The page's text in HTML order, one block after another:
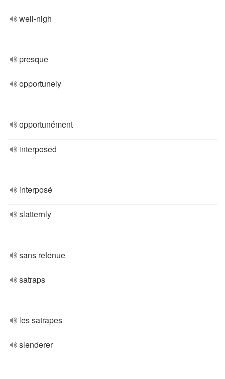
well-nigh
presque
opportunely
opportunément
interposed
interposé
slatternly
sans retenue
satraps
les satrapes
slenderer